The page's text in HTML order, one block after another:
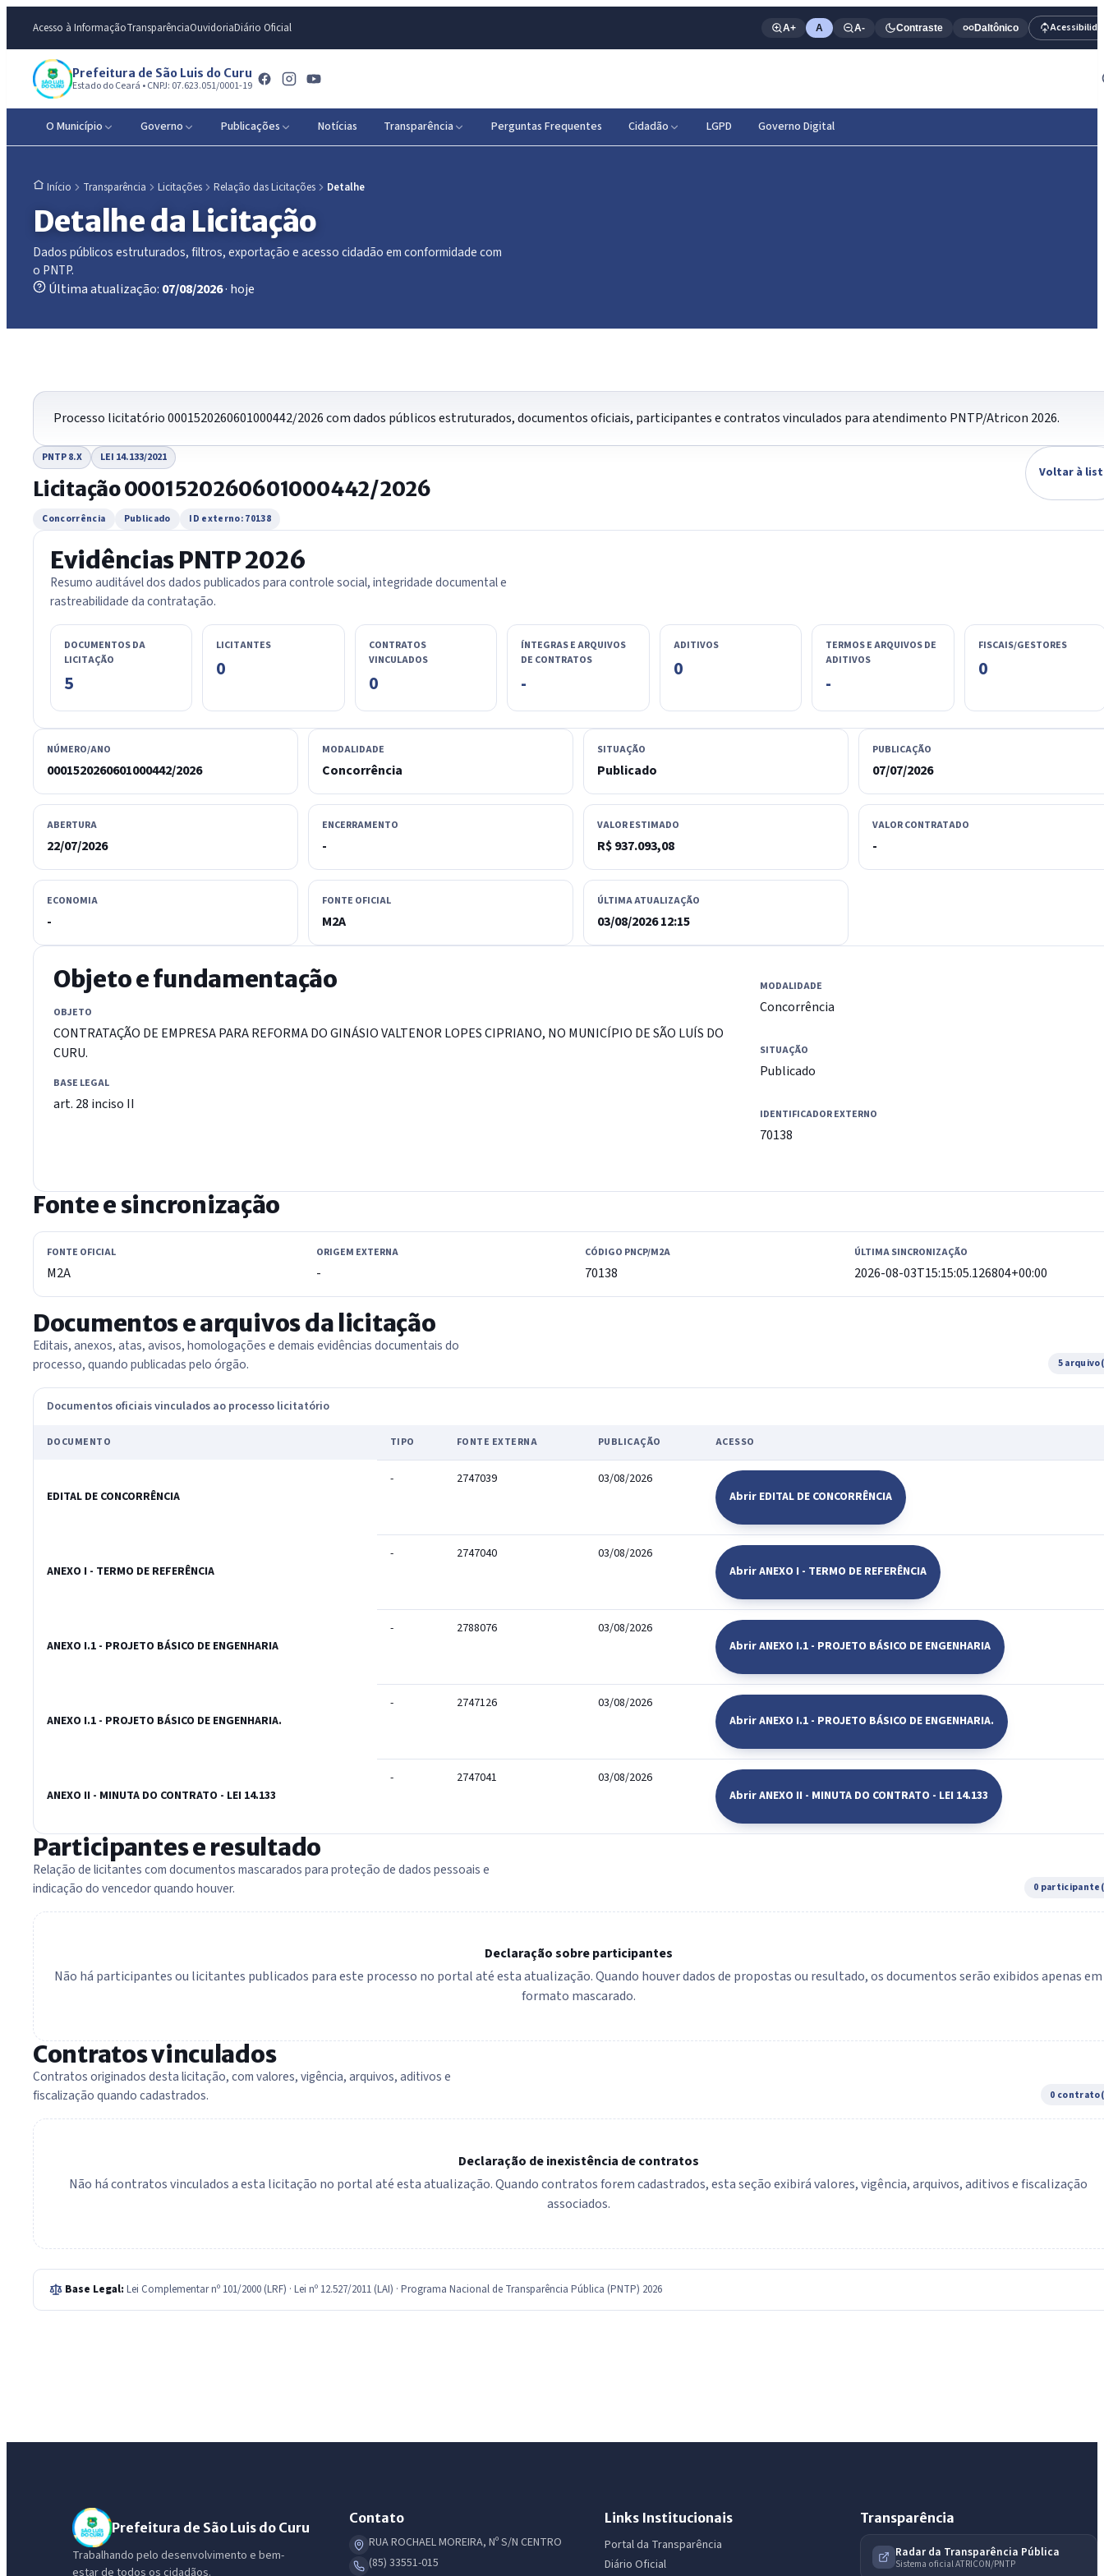
Acesso à InformaçãoTransparênciaOuvidoriaDiário Oficial A+ A A- Contraste Daltônico
Prefeitura de São Luis do Curu
Estado do Ceará • CNPJ: 07.623.051/0001-19
O Município Governo Publicações Notícias Transparência Perguntas Frequentes Cidadão LGPD Governo Digital
Início Transparência Licitações Relação das Licitações Detalhe
Detalhe da Licitação
Dados públicos estruturados, filtros, exportação e acesso cidadão em conformidade com
o PNTP.
Última atualização: 07/08/2026· hoje
Processo licitatório 0001520260601000442/2026 com dados públicos estruturados, documentos oficiais, participantes e contratos vinculados para atendimento PNTP/Atricon 2026.
PNTP 8.X LEI 14.133/2021
Licitação 0001520260601000442/2026
Concorrência Publicado ID externo: 70138
Voltar à
Evidências PNTP 2026
Resumo auditável dos dados publicados para controle social, integridade documental e
rastreabilidade da contratação.
DOCUMENTOS DA
LICITAÇÃO
5
LICITANTES
0
CONTRATOS
VINCULADOS
0
ÍNTEGRAS E ARQUIVOS
DE CONTRATOS
-
ADITIVOS
0
TERMOS E ARQUIVOS DE
ADITIVOS
-
FISCAIS/GESTORES
0
NÚMERO/ANO
0001520260601000442/2026
MODALIDADE
Concorrência
SITUAÇÃO
Publicado
PUBLICAÇÃO
07/07/2026
ABERTURA
22/07/2026
ENCERRAMENTO
-
VALOR ESTIMADO
R$ 937.093,08
VALOR CONTRATADO
-
ECONOMIA
-
FONTE OFICIAL
M2A
ÚLTIMA ATUALIZAÇÃO
03/08/2026 12:15
Objeto e fundamentação
OBJETO
CONTRATAÇÃO DE EMPRESA PARA REFORMA DO GINÁSIO VALTENOR LOPES CIPRIANO, NO MUNICÍPIO DE SÃO LUÍS DO
CURU.
BASE LEGAL
art. 28 inciso II
MODALIDADE
Concorrência
SITUAÇÃO
Publicado
IDENTIFICADOR EXTERNO
70138
Fonte e sincronização
FONTE OFICIAL
M2A
ORIGEM EXTERNA
-
CÓDIGO PNCP/M2A
70138
ÚLTIMA SINCRONIZAÇÃO
2026-08-03T15:15:05.126804+00:00
Documentos e arquivos da licitação
Editais, anexos, atas, avisos, homologações e demais evidências documentais do
processo, quando publicadas pelo órgão.
5
Documentos oficiais vinculados ao processo licitatório
DOCUMENTO TIPO FONTE EXTERNA PUBLICAÇÃO ACESSO
EDITAL DE CONCORRÊNCIA
- 2747039
03/08/2026
Abrir EDITAL DE CONCORRÊNCIA
ANEXO I - TERMO DE REFERÊNCIA
- 2747040
03/08/2026
Abrir ANEXO I - TERMO DE REFERÊNCIA
ANEXO I.1 - PROJETO BÁSICO DE ENGENHARIA
- 2788076
03/08/2026
Abrir ANEXO I.1 - PROJETO BÁSICO DE ENGENHARIA
ANEXO I.1 - PROJETO BÁSICO DE ENGENHARIA.
- 2747126
03/08/2026
Abrir ANEXO I.1 - PROJETO BÁSICO DE ENGENHARIA.
ANEXO II - MINUTA DO CONTRATO - LEI 14.133
- 2747041
03/08/2026
Abrir ANEXO II - MINUTA DO CONTRATO - LEI 14.133
Participantes e resultado
Relação de licitantes com documentos mascarados para proteção de dados pessoais e
indicação do vencedor quando houver.
0
Declaração sobre participantes
Não há participantes ou licitantes publicados para este processo no portal até esta atualização. Quando houver dados de propostas ou resultado, os documentos serão exibidos apenas em
formato mascarado.
Contratos vinculados
Contratos originados desta licitação, com valores, vigência, arquivos, aditivos e
fiscalização quando cadastrados.
0
Declaração de inexistência de contratos
Não há contratos vinculados a esta licitação no portal até esta atualização. Quando contratos forem cadastrados, esta seção exibirá valores, vigência, arquivos, aditivos e fiscalização
associados.
Base Legal: Lei Complementar nº 101/2000 (LRF) · Lei nº 12.527/2011 (LAI) · Programa Nacional de Transparência Pública (PNTP) 2026
Prefeitura de São Luis do Curu
Trabalhando pelo desenvolvimento e bem-
estar de todos os cidadãos.
Contato
RUA ROCHAEL MOREIRA, Nº S/N CENTRO
(85) 33551-015
Links Institucionais
Portal da Transparência
Diário Oficial
Transparência
Radar da Transparência Pública
Sistema oficial ATRICON/PNTP
IntGest AI